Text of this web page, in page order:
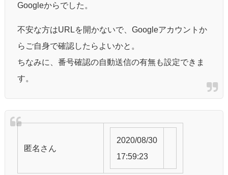
Googleからでした。
不安な方はURLを開かないで、Googleアカウントか
らご自身で確認したらよいかと。
ちなみに、番号確認の自動送信の有無も設定できま
す。
匿名 さん
2020/08/30
17:59:23